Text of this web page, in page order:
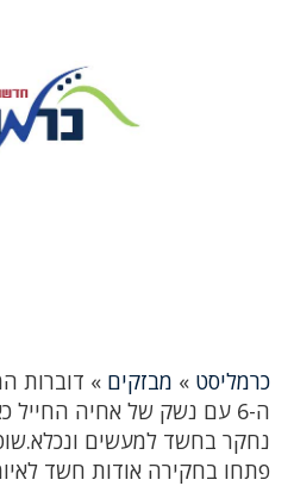
כרמליסט » מבזקים » דוברות
ה-6 עם נשק של אחיה החייל
נחקר בחשד למעשים
פתחו בחקירה אודות חשד